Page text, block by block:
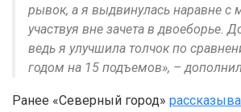
рывок, а я выдвинулась наравне с
участвуя вне зачета в двоеборье.
ведь я улучшила толчок по
годом на 15 подъемов», –
Ранее «Северный город»